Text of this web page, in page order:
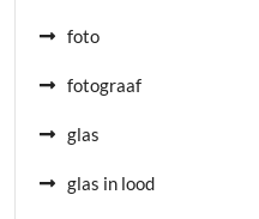
foto
fotograaf
glas
glas in lood